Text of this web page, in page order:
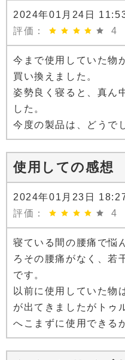
2024年01月24日
評価：
4
今まで使用していた物
買い換えました。
姿勢良く寝ると、真ん
した。
今度の製品は、どうで
使用しての感想
2024年01月23日
評価：
4
寝ている間の腰痛で悩
ろその腰痛がなく、若
です。
以前に使用していた物
が出てきましたがトゥ
へこまずに使用できる